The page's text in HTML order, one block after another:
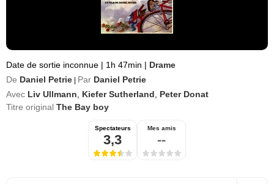
Date de sortie inconnue | 1h 47min | Drame
De Daniel Petrie Par Daniel Petrie
Avec Liv Ullmann Kiefer Sutherland
Peter Donat
Titre original The Bay boy
Spectateurs
3,3
Mes amis
--